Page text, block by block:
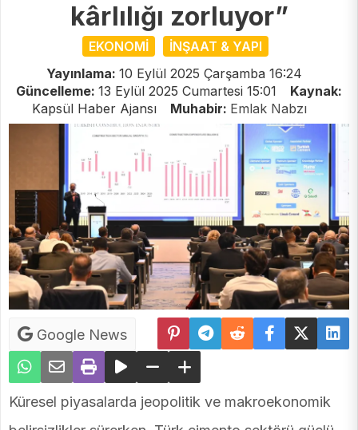
kârlılığı zorluyor”
EKONOMİ
İNŞAAT & YAPI
Yayınlama: 10 Eylül 2025 Çarşamba 16:24
Güncelleme: 13 Eylül 2025 Cumartesi 15:01
Kaynak:
Kapsül Haber Ajansı
Muhabir: Emlak Nabzı
Google News
Küresel piyasalarda jeopolitik ve makroekonomik